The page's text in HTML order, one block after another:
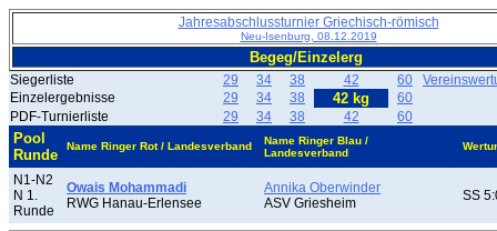
Jahresabschlussturnier Griechisch-römisch
Neu-Isenburg, 08.12.2019
Begeg/Einzelerg
Siegerliste 29 34 38 42 60
Einzelergebnisse
29 34 38 42 kg
60
PDF-Turnierliste
29 34 38 42 60
Pool
Runde
Name Ringer Rot / Landesverband
Name Ringer Blau /
Landesverband
N1-N2
N 1.
Runde
Owais Mohammadi
RWG Hanau-Erlensee
Annika Oberwinder
ASV Griesheim
SS